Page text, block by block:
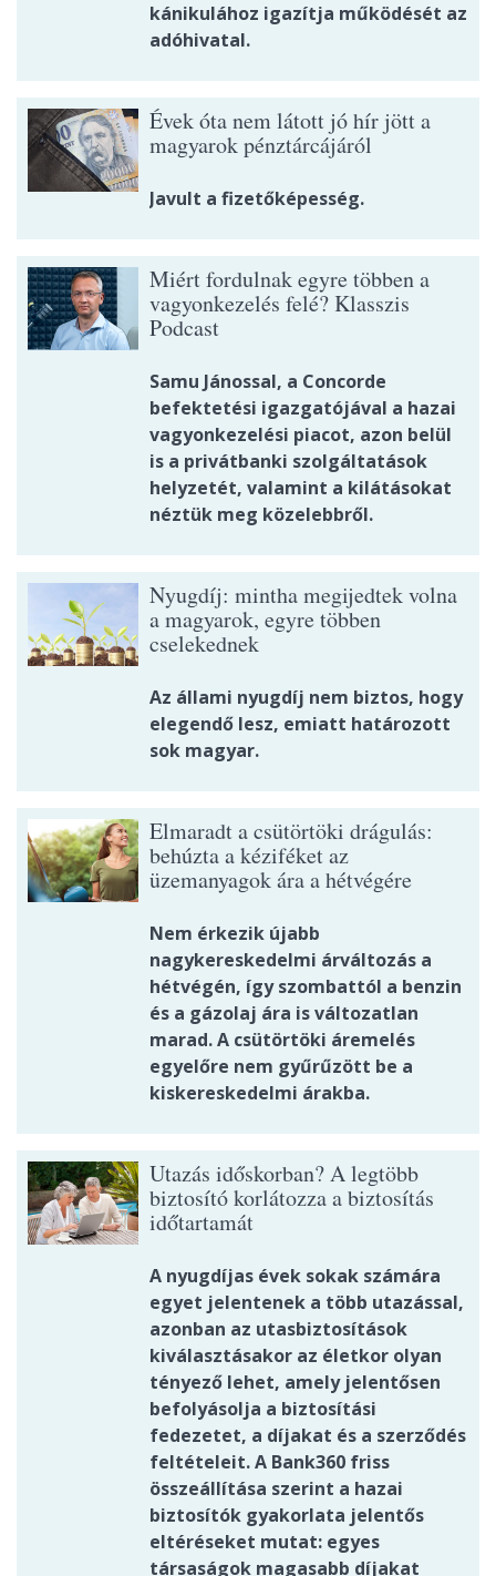
kánikulához igazítja működését az
adóhivatal.
Évek óta nem látott jó hír jött a
magyarok pénztárcájáról
Javult a fizetőképesség.
Miért fordulnak egyre többen a
vagyonkezelés felé? Klasszis
Podcast
Samu Jánossal, a Concorde
befektetési igazgatójával a hazai
vagyonkezelési piacot, azon belül
is a privátbanki szolgáltatások
helyzetét, valamint a kilátásokat
néztük meg közelebbről.
Nyugdíj: mintha megijedtek volna
a magyarok, egyre többen
cselekednek
Az állami nyugdíj nem biztos, hogy
elegendő lesz, emiatt határozott
sok magyar.
Elmaradt a csütörtöki drágulás:
behúzta a kéziféket az
üzemanyagok ára a hétvégére
Nem érkezik újabb
nagykereskedelmi árváltozás a
hétvégén, így szombattól a benzin
és a gázolaj ára is változatlan
marad. A csütörtöki áremelés
egyelőre nem gyűrűzött be a
kiskereskedelmi árakba.
Utazás időskorban? A legtöbb
biztosító korlátozza a biztosítás
időtartamát
A nyugdíjas évek sokak számára
egyet jelentenek a több utazással,
azonban az utasbiztosítások
kiválasztásakor az életkor olyan
tényező lehet, amely jelentősen
befolyásolja a biztosítási
fedezetet, a díjakat és a szerződés
feltételeit. A Bank360 friss
összeállítása szerint a hazai
biztosítók gyakorlata jelentős
eltéréseket mutat: egyes
társaságok magasabb díjakat